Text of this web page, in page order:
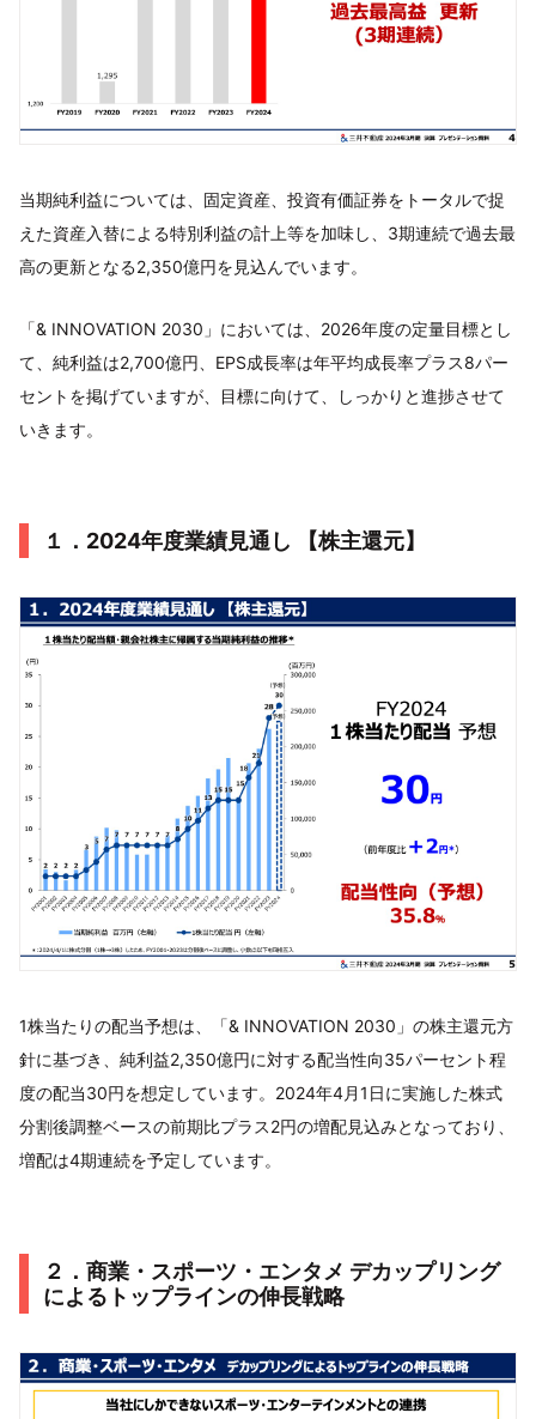
当期純利益については、固定資産、投資有価証券をトータルで捉
えた資産入替による特別利益の計上等を加味し、3期連続で過去最
高の更新となる2,350億円を見込んでいます。
「& INNOVATION 2030」においては、2026年度の定量目標とし
て、純利益は2,700億円、EPS成長率は年平均成長率プラス8パー
セントを掲げていますが、目標に向けて、しっかりと進捗させて
いきます。
１．2024年度業績見通し 【株主還元】
1株当たりの配当予想は、「& INNOVATION 2030」の株主還元方
針に基づき、純利益2,350億円に対する配当性向35パーセント程
度の配当30円を想定しています。2024年4月1日に実施した株式
分割後調整ベースの前期比プラス2円の増配見込みとなっており、
増配は4期連続を予定しています。
２．商業・スポーツ・エンタメ デカップリング
によるトップラインの伸長戦略